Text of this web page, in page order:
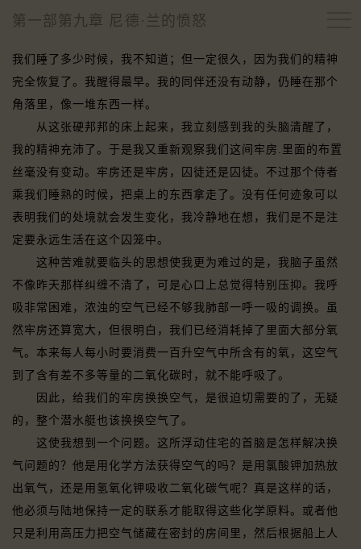
第一部第九章 尼德·兰的愤怒
我们睡了多少时候，我不知道；但一定很久，因为我们的精神
完全恢复了。我醒得最早。我的同伴还没有动静，仍睡在那个
角落里，像一堆东西一样。
从这张硬邦邦的床上起来，我立刻感到我的头脑清醒了，
我的精神充沛了。于是我又重新观察我们这间牢房.里面的布置
丝毫没有变动。牢房还是牢房，囚徒还是囚徒。不过那个侍者
乘我们睡熟的时候，把桌上的东西拿走了。没有任何迹象可以
表明我们的处境就会发生变化，我冷静地在想，我们是不是注
定要永远生活在这个囚笼中。
这种苦难就要临头的思想使我更为难过的是，我脑子虽然
不像昨天那样纠缠不清了，可是心口上总觉得特别压抑。我呼
吸非常困难，浓浊的空气已经不够我肺部一呼一吸的调换。虽
然牢房还算宽大，但很明白，我们已经消耗掉了里面大部分氧
气。本来每人每小时要消费一百升空气中所含有的氧，这空气
到了含有差不多等量的二氧化碳时，就不能呼吸了。
因此，给我们的牢房换换空气，是很迫切需要的了，无疑
的，整个潜水艇也该换换空气了。
这使我想到一个问题。这所浮动住宅的首脑是怎样解决换
气问题的？他是用化学方法获得空气的吗？是用氯酸钾加热放
出氧气，还是用氢氧化钾吸收二氧化碳气呢？真是这样的话，
他必须与陆地保持一定的联系才能取得这些化学原料。或者他
只是利用高压力把空气储藏在密封的房间里，然后根据船上人